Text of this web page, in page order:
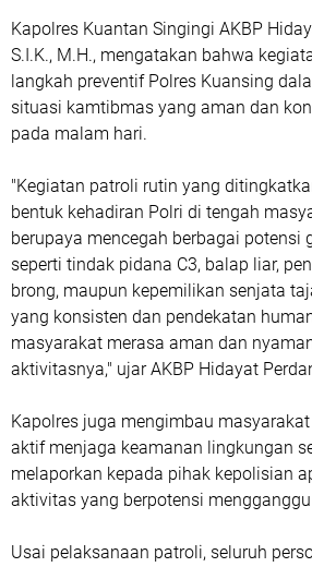
Kapolres Kuantan Singingi AKBP
S.I.K., M.H., mengatakan bahwa
langkah preventif Polres Kuansing
situasi kamtibmas yang aman dan
pada malam hari.
"Kegiatan patroli rutin yang
bentuk kehadiran Polri di tengah
berupaya mencegah berbagai potensi
seperti tindak pidana C3, balap liar,
brong, maupun kepemilikan senjata
yang konsisten dan pendekatan
masyarakat merasa aman dan
aktivitasnya," ujar AKBP Hidayat
Kapolres juga mengimbau
aktif menjaga keamanan lingkungan
melaporkan kepada pihak kepolisian
aktivitas yang berpotensi
Usai pelaksanaan patroli, seluruh